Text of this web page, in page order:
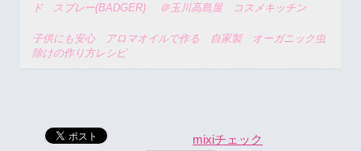
ド スプレー(BADGER) ＠玉川高島屋 コスメキッチン
子供にも安心 アロマオイルで作る 自家製 オーガニック虫
除けの作り方レシピ
mixiチェック